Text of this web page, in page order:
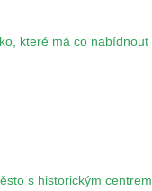
které má co nabídnout
s historickým centrem